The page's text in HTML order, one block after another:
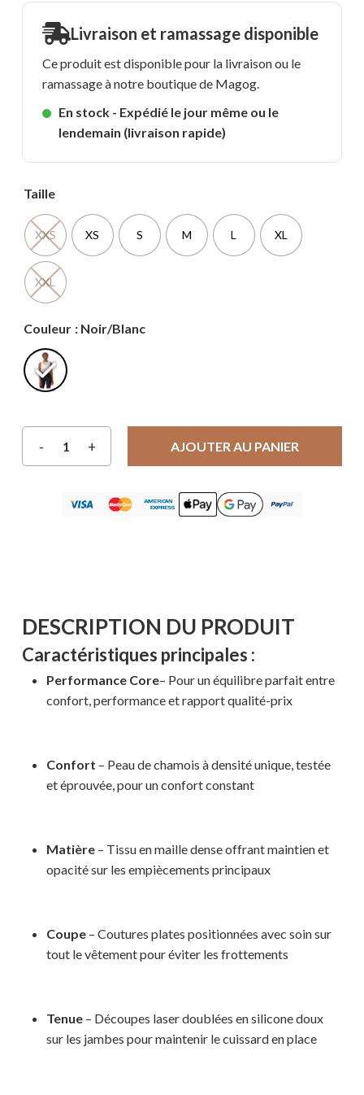
Livraison et ramassage disponible
Ce produit est disponible pour la livraison ou le
ramassage à notre boutique de Magog.
En stock - Expédié le jour même ou le
lendemain (livraison rapide)
Taille
XXS XS S M L XL
XXL
Couleur : Noir/Blanc
AJOUTER AU PANIER
DESCRIPTION DU PRODUIT
Caractéristiques principales :
Performance Core– Pour un équilibre parfait entre
confort, performance et rapport qualité-prix
Confort – Peau de chamois à densité unique, testée
et éprouvée, pour un confort constant
Matière – Tissu en maille dense offrant maintien et
opacité sur les empiècements principaux
Coupe – Coutures plates positionnées avec soin sur
tout le vêtement pour éviter les frottements
Tenue – Découpes laser doublées en silicone doux
sur les jambes pour maintenir le cuissard en place